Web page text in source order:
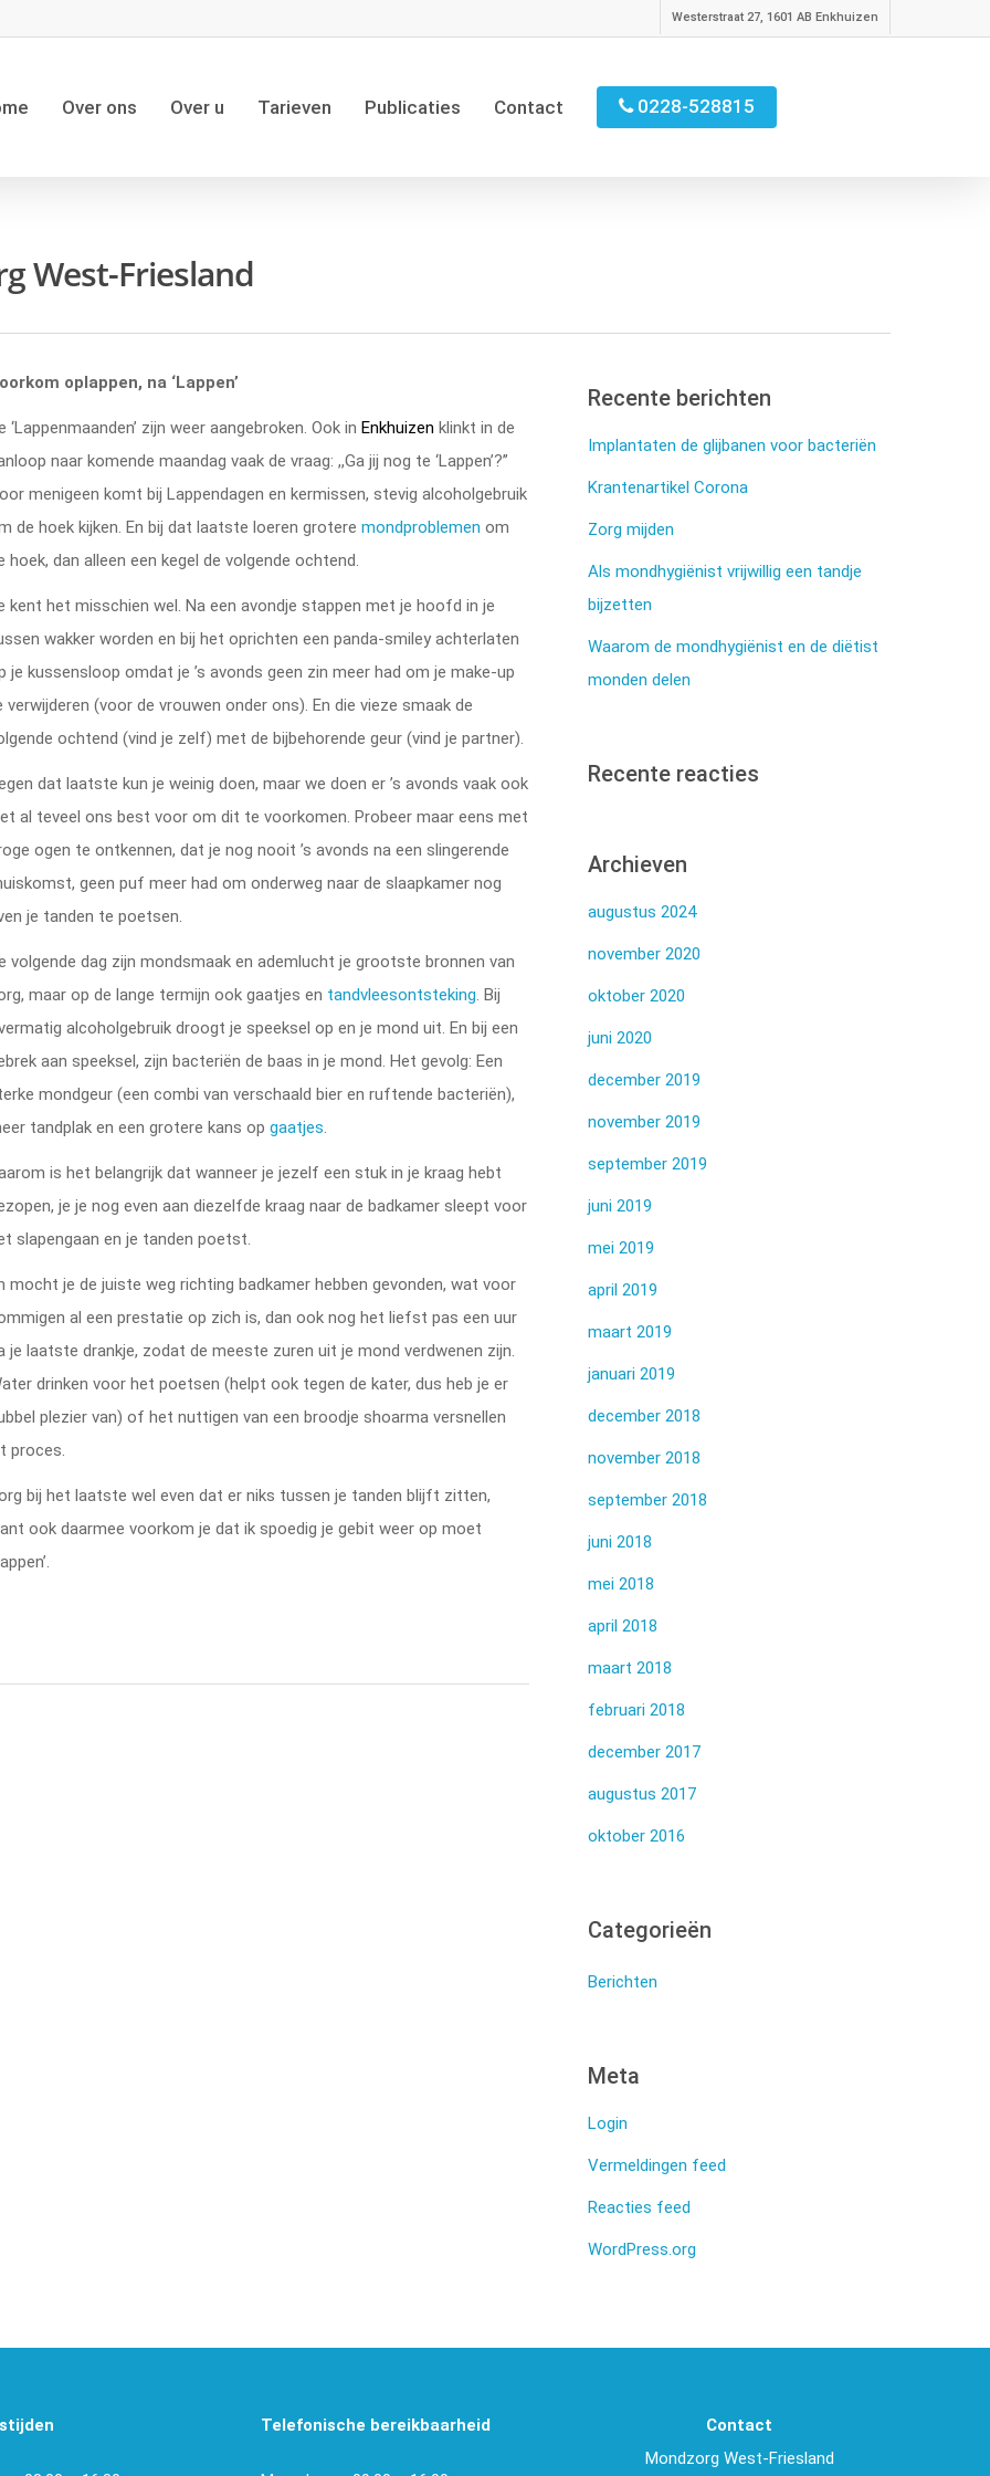
Westerstraat 27, 1601 AB Enkhuizen
Over ons Over u Tarieven Publicaties Contact 0228-528815
West-Friesland
oplappen, na ‘Lappen’
‘Lappenmaanden’ zijn weer aangebroken. Ook inEnkhuizen klinkt in de
naar komende maandag vaak de vraag: ,,Ga jij nog te ‘Lappen’?’’
menigeen komt bij Lappendagen en kermissen, stevig alcoholgebruik
de hoek kijken. En bij dat laatste loeren groteremondproblemen om
hoek, dan alleen een kegel de volgende ochtend.
kent het misschien wel. Na een avondje stappen met je hoofd in je
wakker worden en bij het oprichten een panda-smiley achterlaten
je kussensloop omdat je ’s avonds geen zin meer had om je make-up
verwijderen (voor de vrouwen onder ons). En die vieze smaak de
ochtend (vind je zelf) met de bijbehorende geur (vind je partner).
dat laatste kun je weinig doen, maar we doen er ’s avonds vaak ook
al teveel ons best voor om dit te voorkomen. Probeer maar eens met
ogen te ontkennen, dat je nog nooit ’s avonds na een slingerende
geen puf meer had om onderweg naar de slaapkamer nog
je tanden te poetsen.
volgende dag zijn mondsmaak en ademlucht je grootste bronnen van
maar op de lange termijn ook gaatjes en tandvleesontsteking. Bij
alcoholgebruik droogt je speeksel op en je mond uit. En bij een
aan speeksel, zijn bacteriën de baas in je mond. Het gevolg: Een
mondgeur (een combi van verschaald bier en ruftende bacteriën),
tandplak en een grotere kans opgaatjes.
is het belangrijk dat wanneer je jezelf een stuk in je kraag hebt
je je nog even aan diezelfde kraag naar de badkamer sleept voor
slapengaan en je tanden poetst.
mocht je de juiste weg richting badkamer hebben gevonden, wat voor
al een prestatie op zich is, dan ook nog het liefst pas een uur
je laatste drankje, zodat de meeste zuren uit je mond verdwenen zijn.
drinken voor het poetsen (helpt ook tegen de kater, dus heb je er
plezier van) of het nuttigen van een broodje shoarma versnellen
proces.
bij het laatste wel even dat er niks tussen je tanden blijft zitten,
ook daarmee voorkom je dat ik spoedig je gebit weer op moet
Recente berichten
Implantaten de glijbanen voor bacteriën
Krantenartikel Corona
Zorg mijden
Als mondhygiënist vrijwillig een tandje
bijzetten
Waarom de mondhygiënist en de diëtist
monden delen
Recente reacties
Archieven
augustus 2024
november 2020
oktober 2020
juni 2020
december 2019
november 2019
september 2019
juni 2019
mei 2019
april 2019
maart 2019
januari 2019
december 2018
november 2018
september 2018
juni 2018
mei 2018
april 2018
maart 2018
februari 2018
december 2017
augustus 2017
oktober 2016
Categorieën
Berichten
Meta
Login
Vermeldingen feed
Reacties feed
WordPress.org
Telefonische bereikbaarheid
Contact
Mondzorg West-Friesland